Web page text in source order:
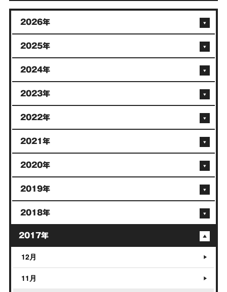
2026年
2025年
2024年
2023年
2022年
2021年
2020年
2019年
2018年
2017年
12月
11月